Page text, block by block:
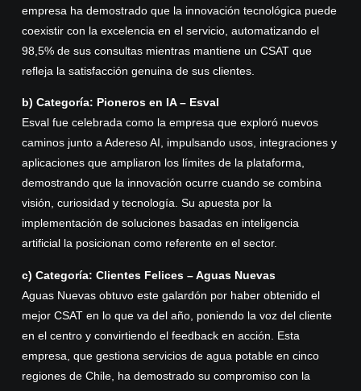
empresa ha demostrado que la innovación tecnológica puede
coexistir con la excelencia en el servicio, automatizando el
98,5% de sus consultas mientras mantiene un CSAT que
refleja la satisfacción genuina de sus clientes.
b) Categoría: Pioneros en IA – Esval
Esval fue celebrada como la empresa que exploró nuevos
caminos junto a Adereso AI, impulsando usos, integraciones y
aplicaciones que ampliaron los límites de la plataforma,
demostrando que la innovación ocurre cuando se combina
visión, curiosidad y tecnología. Su apuesta por la
implementación de soluciones basadas en inteligencia
artificial la posicionan como referente en el sector.
c) Categoría: Clientes Felices – Aguas Nuevas
Aguas Nuevas obtuvo este galardón por haber obtenido el
mejor CSAT en lo que va del año, poniendo la voz del cliente
en el centro y convirtiendo el feedback en acción. Esta
empresa, que gestiona servicios de agua potable en cinco
regiones de Chile, ha demostrado su compromiso con la